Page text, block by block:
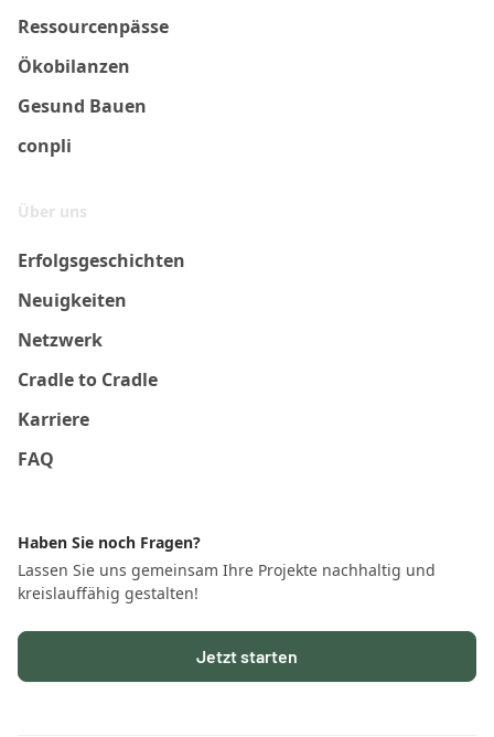
Ressourcenpässe
Ökobilanzen
Gesund Bauen
conpli
Über uns
Erfolgsgeschichten
Neuigkeiten
Netzwerk
Cradle to Cradle
Karriere
FAQ
Haben Sie noch Fragen?
Lassen Sie uns gemeinsam Ihre Projekte nachhaltig und
kreislauffähig gestalten!
Jetzt starten